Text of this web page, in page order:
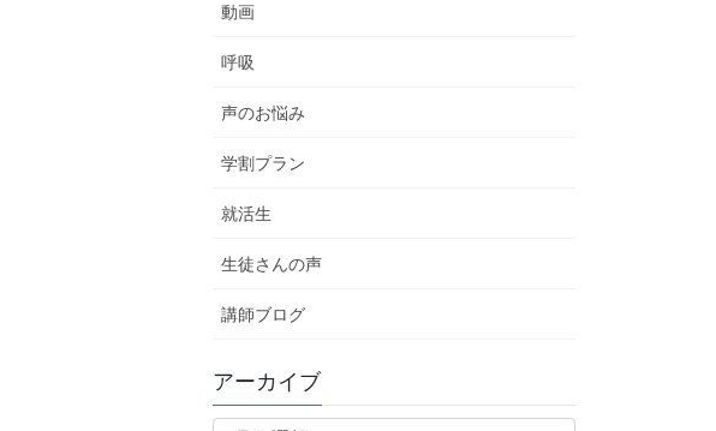
動画
呼吸
声のお悩み
学割プラン
就活生
生徒さんの声
講師ブログ
アーカイブ
ア